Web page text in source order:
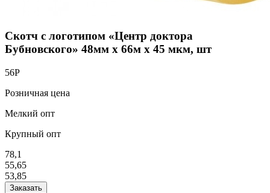
Скотч с логотипом «Центр доктора
Бубновского» 48мм х 66м х 45 мкм, шт
56Р
Розничная цена
Мелкий опт
Крупный опт
78,1
55,65
53,85
Заказать